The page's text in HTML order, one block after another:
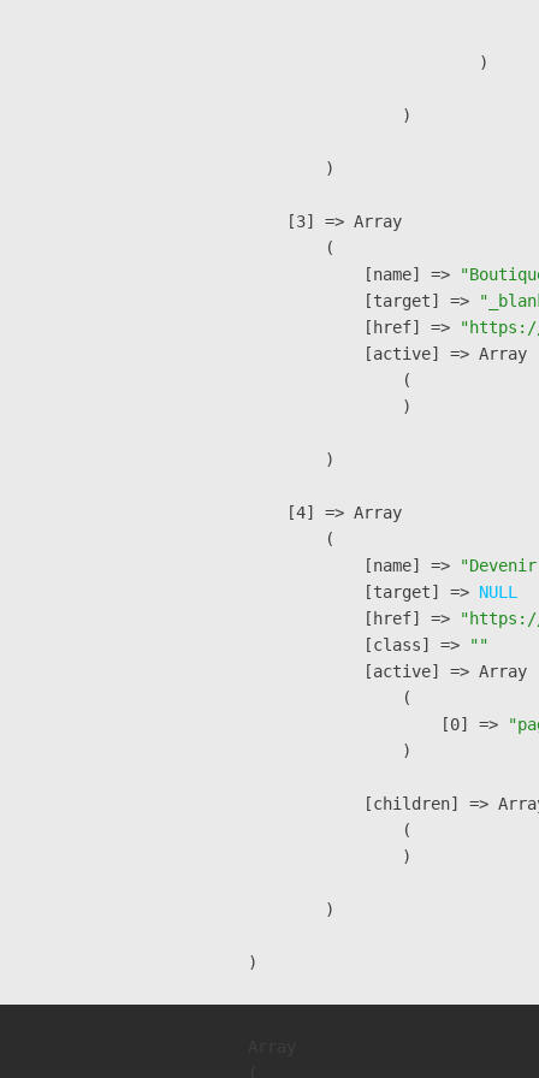
                        )
                )
        )
    [3] => Array
        (
            [name] =>
            [target] =>
            [href] =>
"https://
            [active] => Array
                (
                )
        )
    [4] => Array
        (
            [name] =>
"Devenir
            [target] =>
NULL
            [href] =>
"https://
            [class] =>
""
            [active] => Array
                (
                    [0] =>
                )
[children] =>
                (
                )
        )